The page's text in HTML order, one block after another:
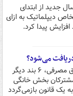
جدید از ابتدای
دیپلماتیک به ازای
می‌شود؟
در قبوض برق، علاوه بهای برق مصرفی، ۶ بند دیگر
بخش خانگی
یک قانون بازمی‌گردد